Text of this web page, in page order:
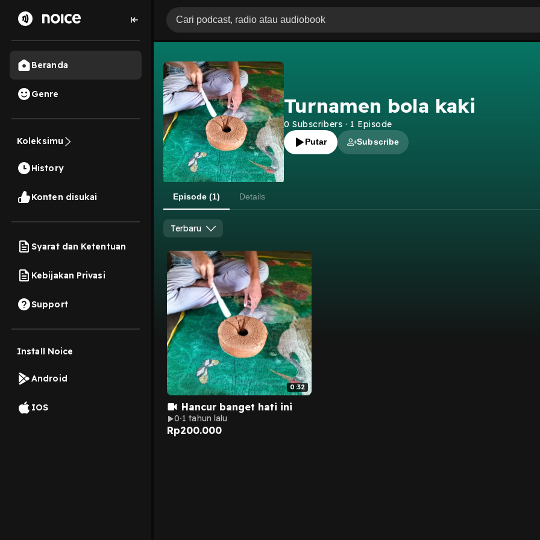
Beranda
Genre
Koleksimu
History
Konten disukai
Syarat dan Ketentuan
Kebijakan Privasi
Support
Install Noice
Android
IOS
Turnamen bola kaki
0 Subscribers · 1 Episode
Putar Subscribe
Episode (1) Details
Terbaru
0:32
Hancur banget hati ini
0 1 tahun lalu
Rp200.000